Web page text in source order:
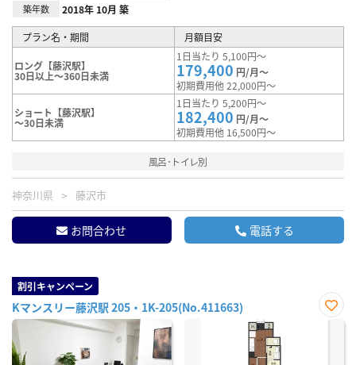
築年数 2018年 10月 築
プラン名・期間 月額目安
ロング【藤沢駅】
30日以上～360日未満
1日当たり 5,100円～
179,400 円/月～
初期費用他 22,000円～
ショート【藤沢駅】
～30日未満
1日当たり 5,200円～
182,400 円/月～
初期費用他 16,500円～
風呂･トイレ別
神奈川県 藤沢市
お問合わせ 電話する
割引キャンペーン
Kマンスリー藤沢駅 205・1K-205(No.411663)
お気